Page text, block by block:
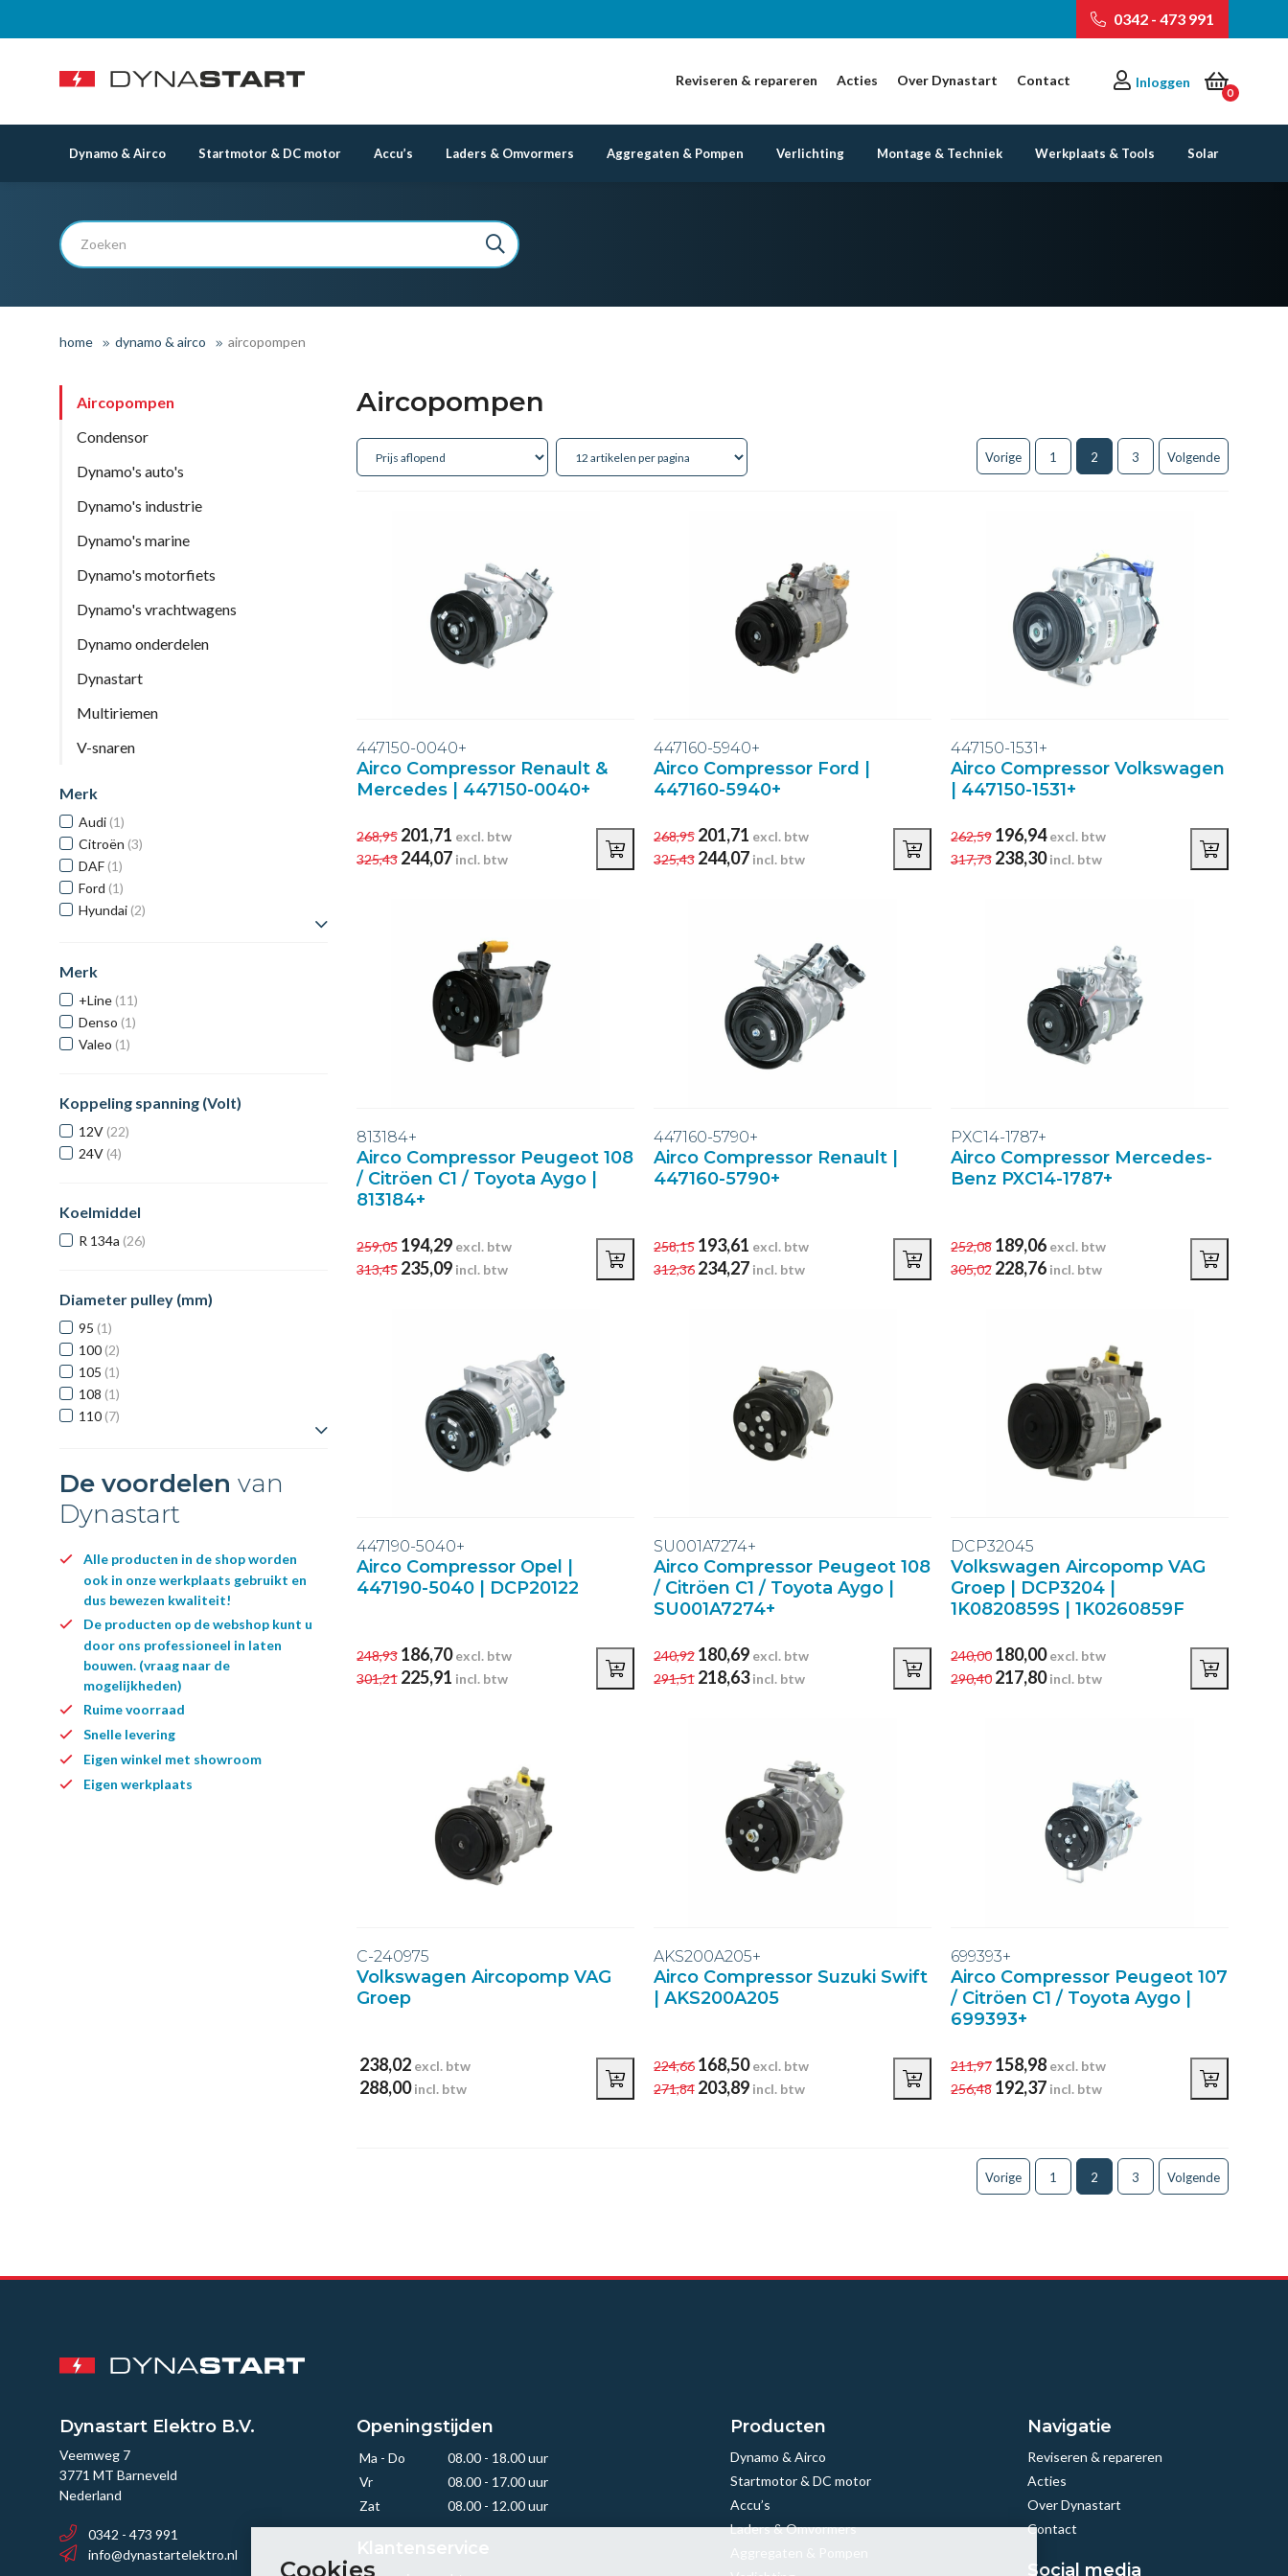
Cookies
0342 - 473 991
Reviseren & repareren Acties Over Dynastart Contact
0
Inloggen
Dynamo & Airco Startmotor & DC motor Accu’s Laders & Omvormers Aggregaten & Pompen Verlichting Montage & Techniek Werkplaats & Tools Solar
home dynamo & airco aircopompen
Aircopompen
Condensor
Dynamo's auto's
Dynamo's industrie
Dynamo's marine
Dynamo's motorfiets
Dynamo's vrachtwagens
Dynamo onderdelen
Dynastart
Multiriemen
V-snaren
Merk
Audi (1)
Citroën (3)
DAF (1)
Ford (1)
Hyundai (2)
Merk
+Line (11)
Denso (1)
Valeo (1)
Koppeling spanning (Volt)
12V (22)
24V (4)
Koelmiddel
R 134a (26)
Diameter pulley (mm)
95 (1)
100 (2)
105 (1)
108 (1)
110 (7)
De voordelen van
Dynastart
Alle producten in de shop worden
ook in onze werkplaats gebruikt en
dus bewezen kwaliteit!
De producten op de webshop kunt u
door ons professioneel in laten
bouwen. (vraag naar de
mogelijkheden)
Ruime voorraad
Snelle levering
Eigen winkel met showroom
Eigen werkplaats
Aircopompen
Vorige 1 2 3 Volgende
447150-0040+
Airco Compressor Renault &
Mercedes | 447150-0040+
268,95 201,71 excl. btw
325,43 244,07 incl. btw
447160-5940+
Airco Compressor Ford |
447160-5940+
268,95 201,71 excl. btw
325,43 244,07 incl. btw
447150-1531+
Airco Compressor Volkswagen
| 447150-1531+
262,59 196,94excl. btw
317,73 238,30incl. btw
813184+
Airco Compressor Peugeot 108
/ Citröen C1 / Toyota Aygo |
813184+
259,05 194,29 excl. btw
313,45 235,09 incl. btw
447160-5790+
Airco Compressor Renault |
447160-5790+
258,15 193,61 excl. btw
312,36 234,27 incl. btw
PXC14-1787+
Airco Compressor Mercedes-
Benz PXC14-1787+
252,08 189,06 excl. btw
305,02 228,76 incl. btw
447190-5040+
Airco Compressor Opel |
447190-5040 | DCP20122
248,93 186,70excl. btw
301,21 225,91 incl. btw
SU001A7274+
Airco Compressor Peugeot 108
/ Citröen C1 / Toyota Aygo |
SU001A7274+
240,92 180,69 excl. btw
291,51 218,63incl. btw
DCP32045
Volkswagen Aircopomp VAG
Groep | DCP3204 |
1K0820859S | 1K0260859F
240,00 180,00excl. btw
290,40 217,80incl. btw
C-240975
Volkswagen Aircopomp VAG
Groep
238,02 excl. btw
288,00incl. btw
AKS200A205+
Airco Compressor Suzuki Swift
| AKS200A205
224,66 168,50excl. btw
271,84 203,89 incl. btw
699393+
Airco Compressor Peugeot 107
/ Citröen C1 / Toyota Aygo |
699393+
211,97 158,98 excl. btw
256,48 192,37 incl. btw
Vorige 1 2 3 Volgende
Dynastart Elektro B.V.
Veemweg 7
3771 MT Barneveld
Nederland
0342 - 473 991
info@dynastartelektro.nl
Openingstijden
Ma - Do
08.00 - 18.00 uur
Vr
08.00 - 17.00 uur
Zat
08.00 - 12.00 uur
Producten
Dynamo & Airco
Startmotor & DC motor
Accu’s
Laders & Omvormers
Navigatie
Reviseren & repareren
Acties
Over Dynastart
Contact
Social media